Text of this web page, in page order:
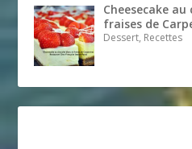
Cheesecake
fraises de
Dessert, Recettes